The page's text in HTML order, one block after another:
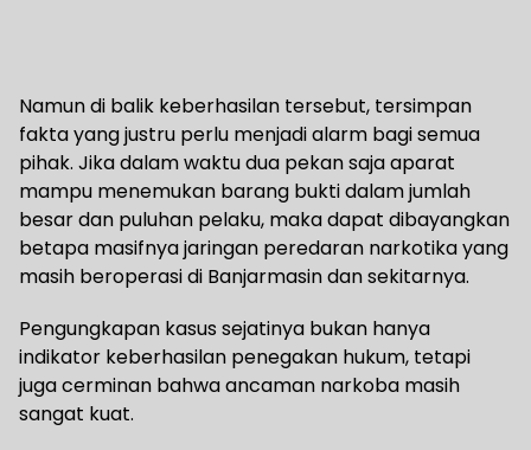
Namun di balik keberhasilan tersebut, tersimpan
fakta yang justru perlu menjadi alarm bagi semua
pihak. Jika dalam waktu dua pekan saja aparat
mampu menemukan barang bukti dalam jumlah
besar dan puluhan pelaku, maka dapat dibayangkan
betapa masifnya jaringan peredaran narkotika yang
masih beroperasi di Banjarmasin dan sekitarnya.
Pengungkapan kasus sejatinya bukan hanya
indikator keberhasilan penegakan hukum, tetapi
juga cerminan bahwa ancaman narkoba masih
sangat kuat.